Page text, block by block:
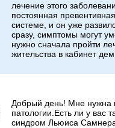
лечение этого
постоянная
системе, и он уже
сразу, симптомы могут
нужно сначала пройти
жительства в кабинет
Добрый день! Мне нужна
патологии.Есть ли у вас
синдром Льюиса